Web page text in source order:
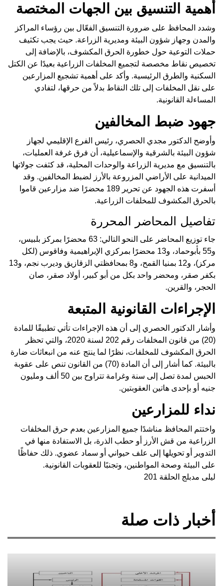
أهمية التنسيق بين الجهات المختصة
وشدد المحافظ على ضرورة التنسيق الفعّال بين رؤساء المراكز
والمدن وجهاز شؤون البيئة ومديرية الزراعة. حيث يجب تكثيف
حملات التوعية حول خطورة الحرق المكشوف، بالإضافة إلى
تخصيص نقاط مخصصة لتجميع المخلفات الزراعية بعيدًا عن الكتل
السكنية والطرق الرئيسية. وأكد على أهمية تشجيع المزارعين
على نقل المخلفات إلى تلك النقاط بدلاً من حرقها، لتفادي
المساءلة القانونية.
جهود ضبط المخالفين
وأوضح الدكتور مجدي الحصري، رئيس الفرع الإقليمي لجهاز
شؤون البيئة بالشرقية والإسماعيلية، أن فرق غرفة العمليات،
بالتنسيق مع مديرية الزراعة والوحدات المحلية، قد كثفت جولاتها
الميدانية على الأراضي المزروعة بالأرز لضبط المخالفين. وقد
أسفرت هذه الجهود عن تحرير 189 محضرًا ضد مزارعين قاموا
بالحرق المكشوف للمخلفات الزراعية.
تفاصيل المحاضر المحررة
جاء توزيع المحاضر على النحو التالي: 63 محضرًا بمركز بلبيس،
و55 بأبوحماد، و13 محضرًا بمركزي الإبراهيمية وفاقوس (لكل
مركز)، و12 بمنيا القمح، و8 بمحافظتي الزقازيق وديرب نجم، و13
بكفر صقر، ومحضر واحد بكل من أبو كبير، أولاد صقر، صان
الحجر، والقرين.
الإجراءات القانونية المتبعة
وأشار الدكتور الحصري إلى أن هذه الإجراءات تأتي تطبيقًا للمادة
(20) من قانون المخلفات رقم 202 لسنة 2020، والتي تحظر
الحرق المكشوف للمخلفات، نظرًا لما ينتج عنه من انبعاثات ضارة
بالبيئة. كما أشار إلى أن المادة (70) من القانون تنص على عقوبة
الحبس لمدة تصل إلى سنة وغرامة تتراوح بين 50 ألف ومليون
جنيه أو بإحدى هاتين العقوبتين.
نداء للمزارعين
واختتم المحافظ مناشدًا جميع المزارعين بعدم حرق المخلفات
الزراعية من قش الأرز أو حطب الذرة، بل الاستفادة منها في
التدوير أو تحويلها إلى علف حيواني أو سماد عضوي. ذلك حفاظًا
على البيئة وصحة المواطنين، وتجنبًا للعقوبات القانونية.
ليلى مدبلج الحلقة 201
أخبار ذات صلة